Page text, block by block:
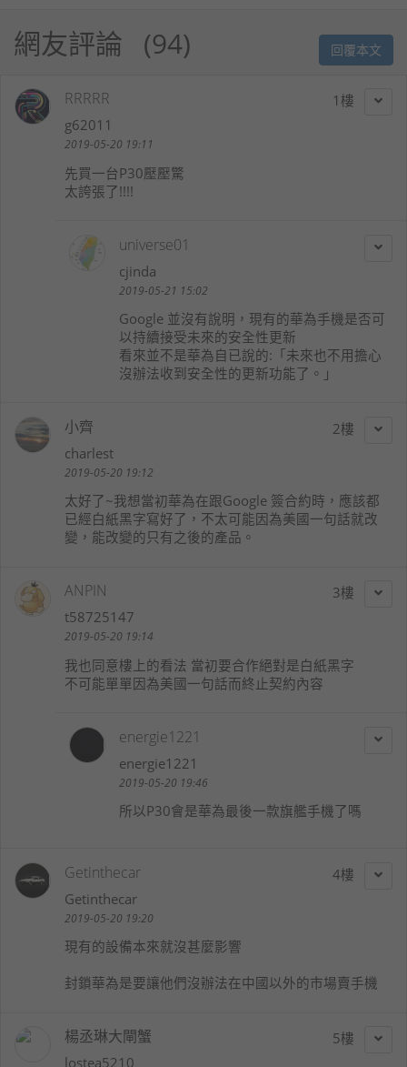
網友評論 94 回覆本文
1
RRRRR
g62011
2019-05-20 19:11
先買一台P30壓壓驚
太誇張了!!!!
universe01
cjinda
2019-05-21 15:02
Google 並沒有說明，現有的華為手機是否可
以持續接受未來的安全性更新
看來並不是華為自已說的:「未來也不用擔心
沒辦法收到安全性的更新功能了。」
2
小齊
charlest
2019-05-20 19:12
太好了~我想當初華為在跟Google 簽合約時，應該都
已經白紙黑字寫好了，不太可能因為美國一句話就改
變，能改變的只有之後的產品。
3
ANPIN
t58725147
2019-05-20 19:14
我也同意樓上的看法 當初要合作絕對是白紙黑字
不可能單單因為美國一句話而終止契約內容
energie1221
energie1221
2019-05-20 19:46
所以P30會是華為最後一款旗艦手機了嗎
4
Getinthecar
Getinthecar
2019-05-20 19:20
現有的設備本來就沒甚麼影響
封鎖華為是要讓他們沒辦法在中國以外的市場賣手機
5
楊丞琳大閘蟹
lostea5210